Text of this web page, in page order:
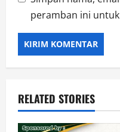
peramban ini
RELATED STORIES